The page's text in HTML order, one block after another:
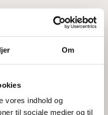
Om
vores indhold og
til sociale medier og til